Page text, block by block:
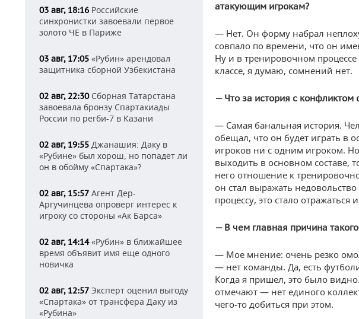
03 авг, 18:16 Российские
синхронистки завоевали первое
золото ЧЕ в Париже
03 авг, 17:05 «Рубин» арендовал
защитника сборной Узбекистана
02 авг, 22:30Сборная Татарстана
завоевала бронзу Спартакиады
России по регби-7 в Казани
02 авг, 19:55 Джанашия: Даку в
«Рубине» был хорош, но попадет ли
он в обойму «Спартака»?
02 авг, 15:57 Агент Дер-
Аргучинцева опроверг интерес к
игроку со стороны «Ак Барса»
02 авг, 14:14«Рубин» в ближайшее
время объявит имя еще одного
новичка
02 авг, 12:57 Эксперт оценил выгоду
«Спартака» от трансфера Даку из
«Рубина»
атакующим игрокам?
— Нет. Он форму набрал
совпало по времени, что он
Ну и в тренировочном
классе, я думаю, сомнений нет.
— Что за история с конфликтом
— Самая банальная история.
обещал, что он будет играть в
игроков ни с одним игроком.
выходить в основном составе,
него отношение к
он стал выражать
процессу, это стало
— В чем главная причина
— Мое мнение: очень резко
— нет команды. Да, есть
Когда я пришел, это было
отмечают — нет единого
чего-то добиться при этом.